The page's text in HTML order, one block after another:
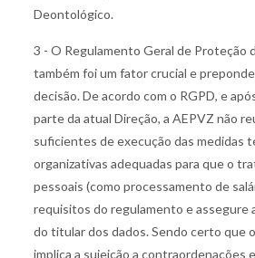
Deontológico.
3 - O Regulamento Geral de Proteção
também foi um fator crucial e
decisão. De acordo com o RGPD, e
parte da atual Direção, a AEPVZ não
suficientes de execução das medidas
organizativas adequadas para que o
pessoais (como processamento de
requisitos do regulamento e assegure
do titular dos dados. Sendo certo que
implica a sujeição a contraordenações